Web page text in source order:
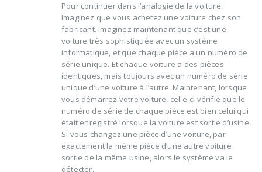
Pour continuer dans l’analogie de la voiture.
Imaginez que vous achetez une voiture chez son
fabricant. Imaginez maintenant que c’est une
voiture très sophistiquée avec un système
informatique, et que chaque pièce a un numéro de
série unique. Et chaque voiture a des pièces
identiques, mais toujours avec un numéro de série
unique d’une voiture à l’autre. Maintenant, lorsque
vous démarrez votre voiture, celle-ci vérifie que le
numéro de série de chaque pièce est bien celui qui
était enregistré lorsque la voiture est sortie d’usine.
Si vous changez une pièce d’une voiture, par
exactement la même pièce d’une autre voiture
sortie de la même usine, alors le système va le
détecter.